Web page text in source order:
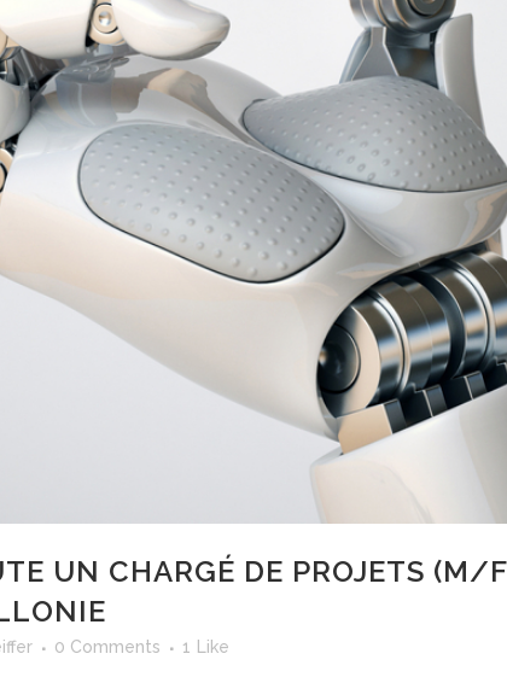
UN CHARGÉ DE PROJETS (M/
0 Comments 1 Like